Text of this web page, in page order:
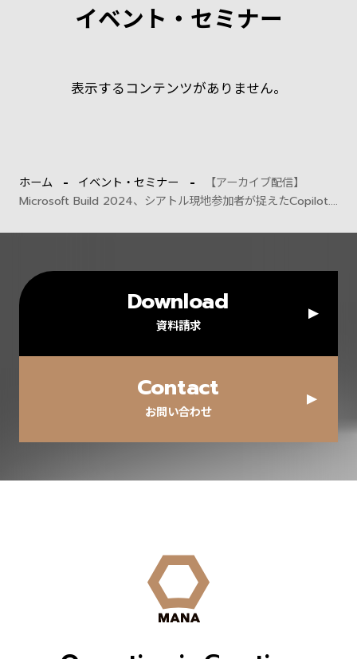
イベント・セミナー
表示するコンテンツがありません。
ホーム イベント・セミナー
【アーカイブ配信】
Microsoft Build 2024、シアトル現地参加者が捉えたCopilot....
Download
資料請求
Contact
お問い合わせ